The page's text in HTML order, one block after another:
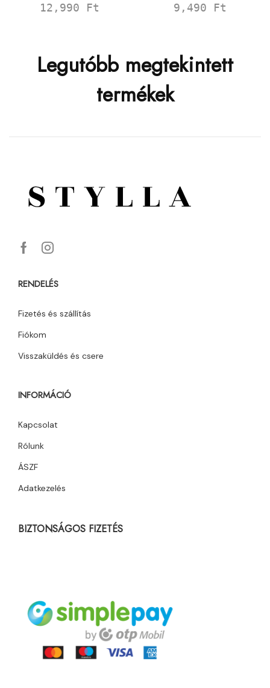
12,990 Ft 9,490 Ft
Legutóbb megtekintett
termékek
RENDELÉS
Fizetés és szállítás
Fiókom
Visszaküldés és csere
INFORMÁCIÓ
Kapcsolat
Rólunk
ÁSZF
Adatkezelés
BIZTONSÁGOS FIZETÉS